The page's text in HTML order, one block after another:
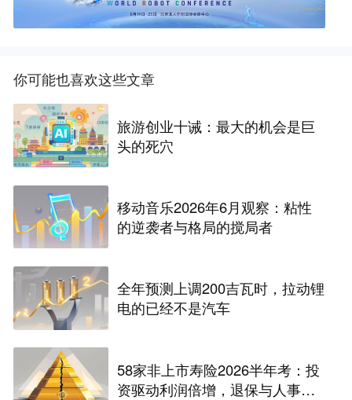
你可能也喜欢这些文章
旅游创业十诫：最大的机会是巨
头的死穴
移动音乐2026年6月观察：粘性
的逆袭者与格局的搅局者
全年预测上调200吉瓦时，拉动锂
电的已经不是汽车
58家非上市寿险2026半年考：投
资驱动利润倍增，退保与人事风